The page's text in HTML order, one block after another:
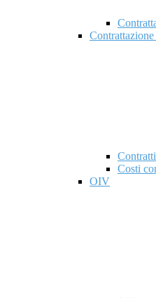
Costi
OIV